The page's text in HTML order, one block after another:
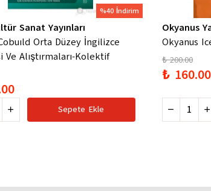
%40 İndirim
Sanat Yayınları
Orta Düzey İngilizce
Ve Alıştırmaları-Kolektif
Sepete Ekle
Okyanus
Okyanus
₺ 200.00
₺ 160.00